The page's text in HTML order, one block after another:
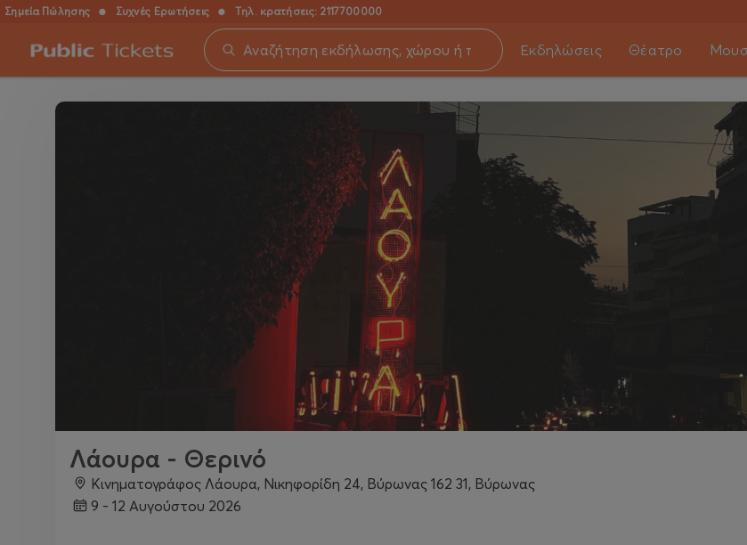
Σημεία Πώλησης ● Συχνές Ερωτήσεις ● Τηλ. κρατήσεις: 2117700000
Εκδηλώσεις Θέατρο
Λάουρα - Θερινό
Κινηματογράφος Λάουρα, Νικηφορίδη 24, Βύρωνας 162 31, Βύρωνας
9 - 12 Αυγούστου 2026